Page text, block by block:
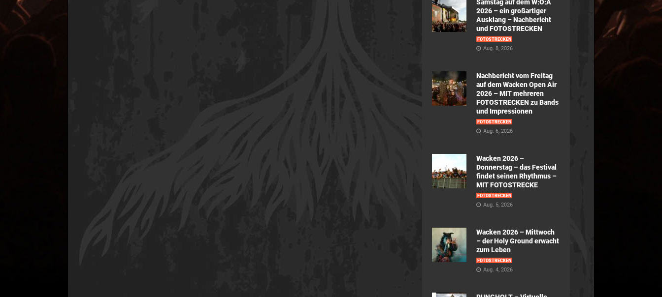
Samstag auf dem W:O:A
2026 – ein großartiger
Ausklang – Nachbericht
und FOTOSTRECKEN
FOTOSTRECKEN
Aug. 8, 2026
Nachbericht vom Freitag
auf dem Wacken Open Air
2026 – MIT mehreren
FOTOSTRECKEN zu Bands
und Impressionen
FOTOSTRECKEN
Aug. 6, 2026
Wacken 2026 –
Donnerstag – das Festival
findet seinen Rhythmus –
MIT FOTOSTRECKE
FOTOSTRECKEN
Aug. 5, 2026
Wacken 2026 – Mittwoch
– der Holy Ground erwacht
zum Leben
FOTOSTRECKEN
Aug. 4, 2026